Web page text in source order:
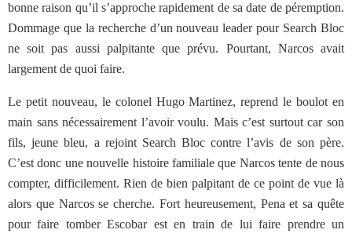
bonne raison qu’il s’approche rapidement de sa date de péremption.
Dommage que la recherche d’un nouveau leader pour Search Bloc
ne soit pas aussi palpitante que prévu. Pourtant, Narcos avait
largement de quoi faire.
Le petit nouveau, le colonel Hugo Martinez, reprend le boulot en
main sans nécessairement l’avoir voulu. Mais c’est surtout car son
fils, jeune bleu, a rejoint Search Bloc contre l’avis de son père.
C’est donc une nouvelle histoire familiale que Narcos tente de nous
compter, difficilement. Rien de bien palpitant de ce point de vue là
alors que Narcos se cherche. Fort heureusement, Pena et sa quête
pour faire tomber Escobar est en train de lui faire prendre un